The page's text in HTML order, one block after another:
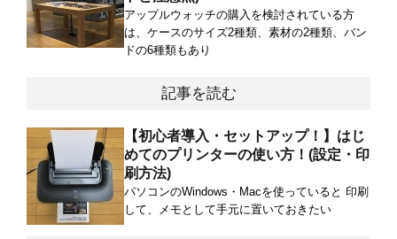
アップルウォッチの購入を検討されている方
は、ケースのサイズ2種類、素材の2種類、バン
ドの6種類もあり
記事を読む
【初心者導入・セットアップ！】はじ
めてのプリンターの使い方！(設定・印
刷方法)
パソコンのWindows・Macを使っていると 印刷
して、メモとして手元に置いておきたい